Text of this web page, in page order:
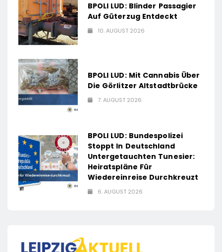
BPOLI LUD: Blinder Passagier
Auf Güterzug Entdeckt
10. AUGUST 2026
BPOLI LUD: Mit Cannabis Über
Die Görlitzer Altstadtbrücke
7. AUGUST 2026
BPOLI LUD: Bundespolizei
Stoppt In Deutschland
Untergetauchten Tunesier:
Heiratspläne Für
Wiedereinreise Durchkreuzt
6. AUGUST 2026